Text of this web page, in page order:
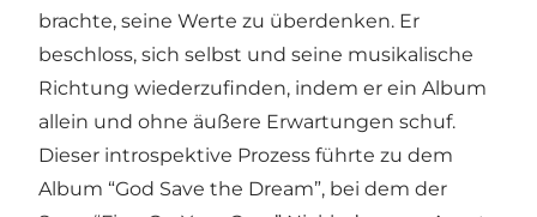
brachte, seine Werte zu überdenken. Er
beschloss, sich selbst und seine musikalische
Richtung wiederzufinden, indem er ein Album
allein und ohne äußere Erwartungen schuf.
Dieser introspektive Prozess führte zu dem
Album “God Save the Dream”, bei dem der